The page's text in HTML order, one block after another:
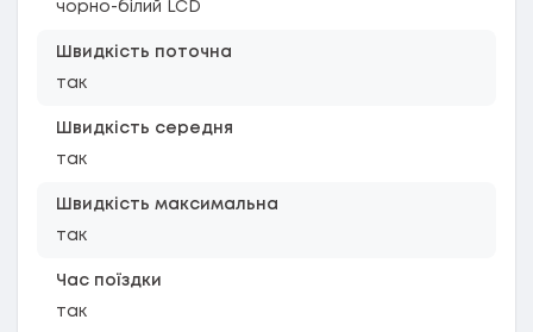
чорно-білий LCD
Швидкість поточна
так
Швидкість середня
так
Швидкість максимальна
так
Час поїздки
так